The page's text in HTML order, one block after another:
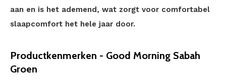
aan en is het ademend, wat zorgt voor comfortabel
slaapcomfort het hele jaar door.
Productkenmerken - Good Morning Sabah
Groen